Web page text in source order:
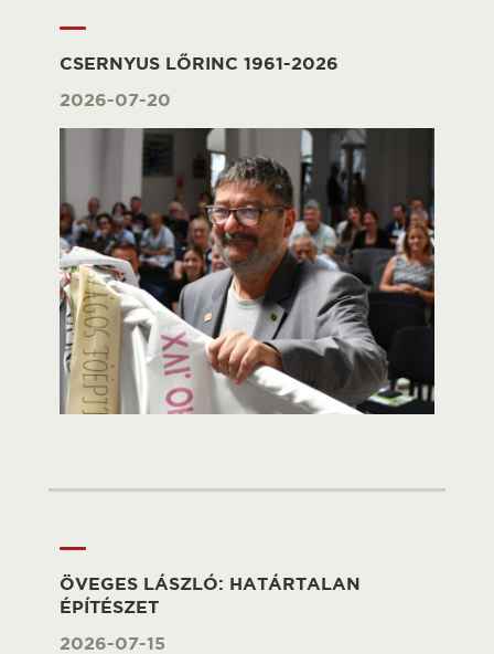
CSERNYUS LŐRINC 1961-2026
2026-07-20
ÖVEGES LÁSZLÓ: HATÁRTALAN
ÉPÍTÉSZET
2026-07-15